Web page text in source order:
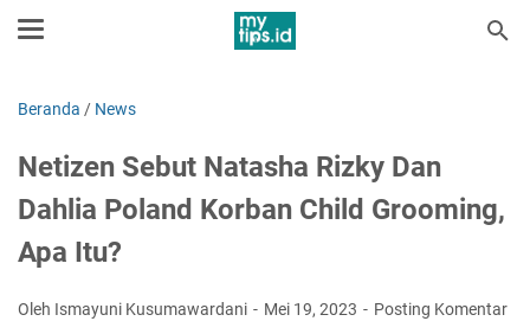
Beranda / News
Netizen Sebut Natasha Rizky Dan
Dahlia Poland Korban Child Grooming,
Apa Itu?
Oleh Ismayuni Kusumawardani Mei 19, 2023 Posting Komentar